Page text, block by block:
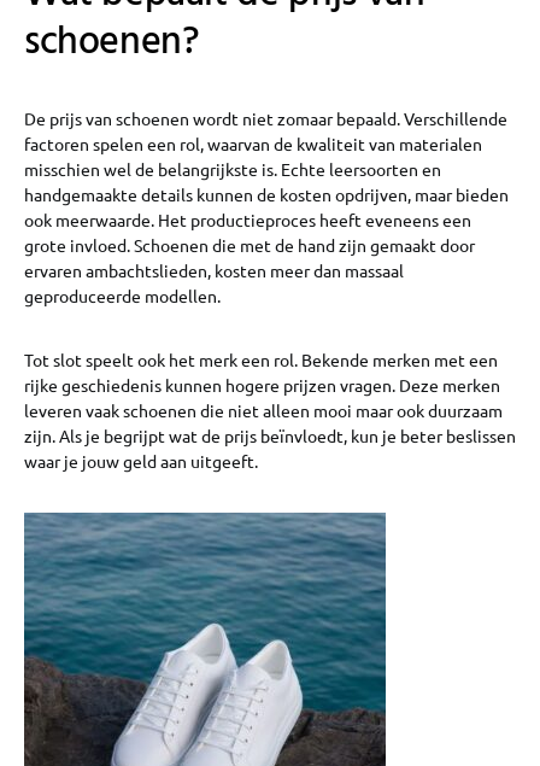
schoenen?
De prijs van schoenen wordt niet zomaar bepaald. Verschillende
factoren spelen een rol, waarvan de kwaliteit van materialen
misschien wel de belangrijkste is. Echte leersoorten en
handgemaakte details kunnen de kosten opdrijven, maar bieden
ook meerwaarde. Het productieproces heeft eveneens een
grote invloed. Schoenen die met de hand zijn gemaakt door
ervaren ambachtslieden, kosten meer dan massaal
geproduceerde modellen.
Tot slot speelt ook het merk een rol. Bekende merken met een
rijke geschiedenis kunnen hogere prijzen vragen. Deze merken
leveren vaak schoenen die niet alleen mooi maar ook duurzaam
zijn. Als je begrijpt wat de prijs beïnvloedt, kun je beter beslissen
waar je jouw geld aan uitgeeft.